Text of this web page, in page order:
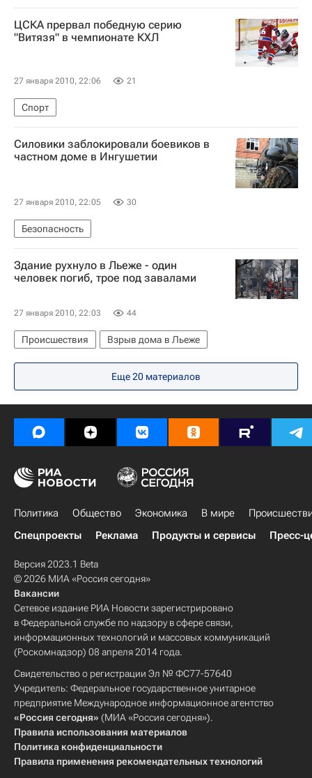
ЦСКА прервал победную серию
"Витязя" в чемпионате КХЛ
27 января 2010, 22:06 21
Спорт
Силовики заблокировали боевиков в
частном доме в Ингушетии
27 января 2010, 22:05 30
Безопасность
Здание рухнуло в Льеже - один
человек погиб, трое под завалами
27 января 2010, 22:03 44
Происшествия Взрыв дома в Льеже
Еще 20 материалов
Политика Общество Экономика В мире
Спецпроекты
Реклама Продукты и сервисы Пресс-
Версия 2023.1 Beta
© 2026 МИА «Россия сегодня»
Вакансии
Сетевое издание РИА Новости зарегистрировано
в Федеральной службе по надзору в сфере связи,
информационных технологий и массовых коммуникаций
(Роскомнадзор) 08 апреля 2014 года.
Свидетельство о регистрации Эл № ФС77-57640
Учредитель: Федеральное государственное унитарное
предприятие Международное информационное агентство
«Россия сегодня» (МИА «Россия сегодня»).
Правила использования материалов
Политика конфиденциальности
Правила применения рекомендательных технологий